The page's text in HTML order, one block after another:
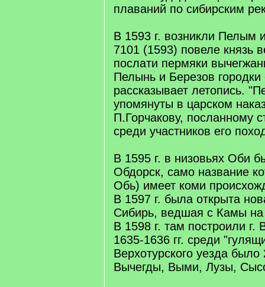
плаваний по сибирским
В 1593 г. возникли Пелым
7101 (1593) повеле князь
послати пермяки
Пелынь и Березов городки
рассказывает летопись.
упомянуты в царском
П.Горчакову, посланному
среди участников его
В 1595 г. в низовьях Оби
Обдорск, само название
Обь) имеет коми
В 1597 г. была открыта
Сибирь, ведшая с Камы на
В 1598 г. там построили г.
1635-1636 гг. среди
Верхотурского уезда
Вычегды, Выми, Лузы,